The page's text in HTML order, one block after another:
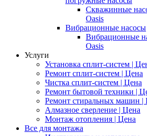
Скважинные
Oasis
Вибрационные насосы
Вибрационные
Oasis
Услуги
Установка сплит-систем |
Ремонт сплит-систем | Цена
Чистка сплит-систем | Цена
Ремонт бытовой техники |
Ремонт стиральных машин |
Алмазное сверление | Цена
Монтаж отопления | Цена
Все для монтажа